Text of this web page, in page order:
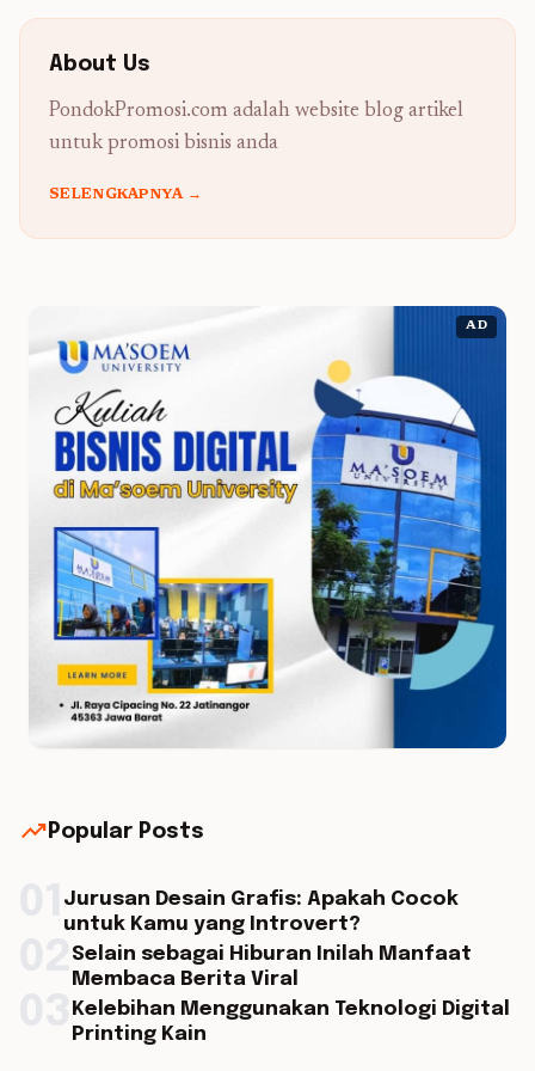
About Us
PondokPromosi.com adalah website blog artikel
untuk promosi bisnis anda
SELENGKAPNYA →
AD
trending_up Popular Posts
Jurusan Desain Grafis: Apakah Cocok
untuk Kamu yang Introvert?
Selain sebagai Hiburan Inilah Manfaat
Membaca Berita Viral
Kelebihan Menggunakan Teknologi Digital
Printing Kain